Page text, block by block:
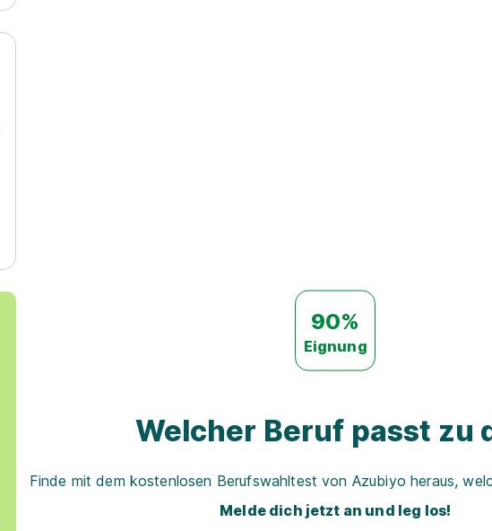
90%
Eignung
Welcher Beruf passt zu
Finde mit dem kostenlosen Berufswahltest von Azubiyo heraus,
Melde dich jetzt an und leg los!